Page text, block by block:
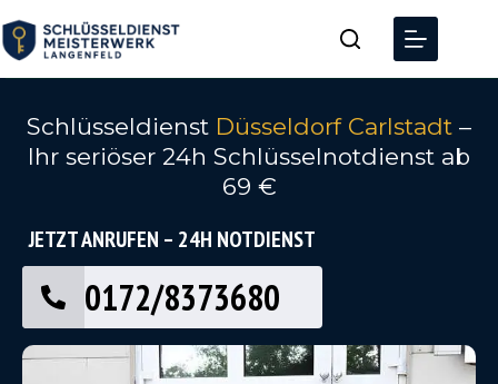
Schlüsseldienst Düsseldorf Carlstadt –
Ihr seriöser 24h Schlüsselnotdienst ab
69 €
JETZT ANRUFEN – 24H NOTDIENST
0172/8373680